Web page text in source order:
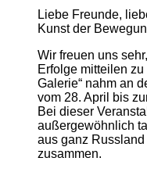
Liebe Freunde,
Kunst der
Wir freuen uns
Erfolge mitteilen
Galerie“ nahm an
vom 28. April bis
Bei dieser
außergewöhnlich
aus ganz
zusammen.